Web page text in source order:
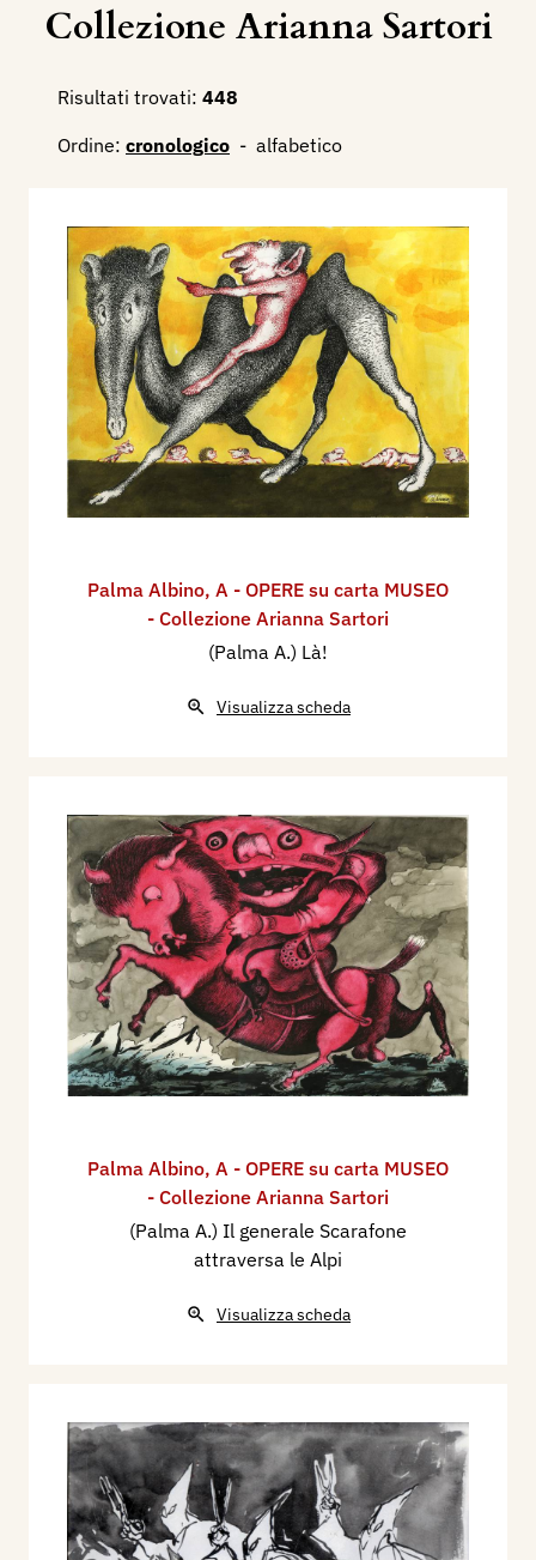
Collezione Arianna Sartori
Risultati trovati: 448
Ordine: cronologico - alfabetico
Palma Albino, A - OPERE su carta MUSEO
- Collezione Arianna Sartori
(Palma A.) Là!
Visualizza scheda
Palma Albino, A - OPERE su carta MUSEO
- Collezione Arianna Sartori
(Palma A.) Il generale Scarafone
attraversa le Alpi
Visualizza scheda